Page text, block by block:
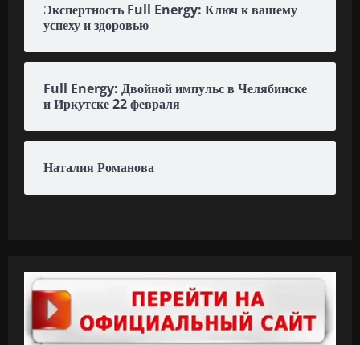
Экспертность Full Energy: Ключ к вашему
успеху и здоровью
Full Energy: Двойной импульс в Челябинске
и Иркутске 22 февраля
Наталия Романова